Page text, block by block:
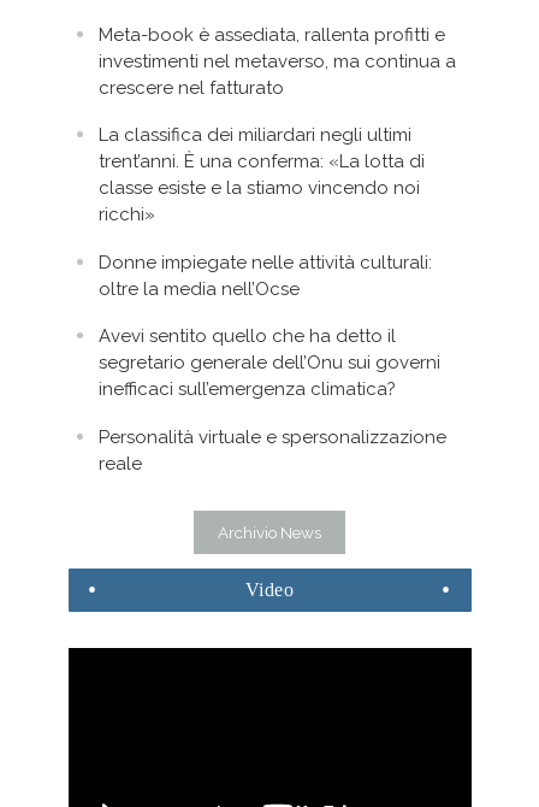
Meta-book è assediata, rallenta profitti e
investimenti nel metaverso, ma continua a
crescere nel fatturato
La classifica dei miliardari negli ultimi
trent’anni. È una conferma: «La lotta di
classe esiste e la stiamo vincendo noi
ricchi»
Donne impiegate nelle attività culturali:
oltre la media nell’Ocse
Avevi sentito quello che ha detto il
segretario generale dell’Onu sui governi
inefficaci sull’emergenza climatica?
Personalità virtuale e spersonalizzazione
reale
Archivio News
Video